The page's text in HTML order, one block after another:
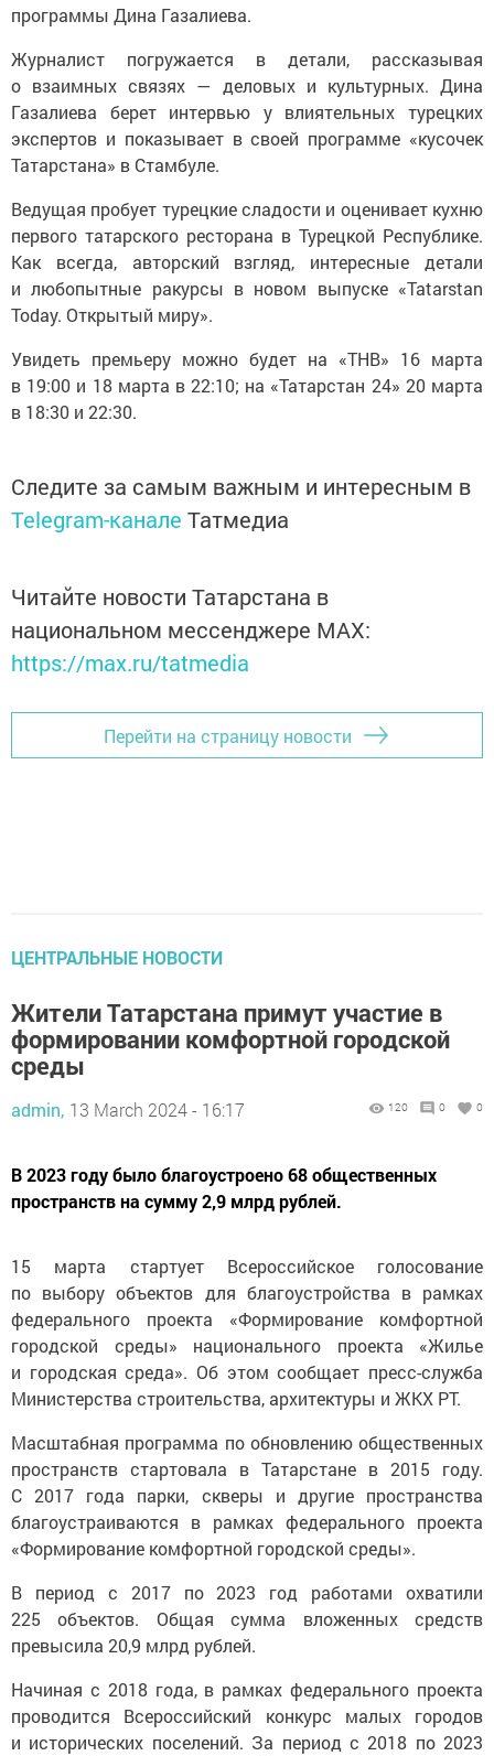
программы Дина Газалиева.
Журналист погружается в детали, рассказывая
о взаимных связях — деловых и культурных. Дина
Газалиева берет интервью у влиятельных турецких
экспертов и показывает в своей программе «кусочек
Татарстана» в Стамбуле.
Ведущая пробует турецкие сладости и оценивает кухню
первого татарского ресторана в Турецкой Республике.
Как всегда, авторский взгляд, интересные детали
и любопытные ракурсы в новом выпуске «Tatarstan
Today. Открытый миру».
Увидеть премьеру можно будет на «ТНВ» 16 марта
в 19:00 и 18 марта в 22:10; на «Татарстан 24» 20 марта
в 18:30 и 22:30.
Следите за самым важным и интересным в
Telegram-канале Татмедиа
Читайте новости Татарстана в
национальном мессенджере MАХ:
https://max.ru/tatmedia
Перейти на страницу новости
ЦЕНТРАЛЬНЫЕ НОВОСТИ
Жители Татарстана примут участие в
формировании комфортной городской
среды
admin, 13 March 2024 - 16:17 120 0 0
В 2023 году было благоустроено 68 общественных
пространств на сумму 2,9 млрд рублей.
15 марта стартует Всероссийское голосование
по выбору объектов для благоустройства в рамках
федерального проекта «Формирование комфортной
городской среды» национального проекта «Жилье
и городская среда». Об этом сообщает пресс-служба
Министерства строительства, архитектуры и ЖКХ РТ.
Масштабная программа по обновлению общественных
пространств стартовала в Татарстане в 2015 году.
С 2017 года парки, скверы и другие пространства
благоустраиваются в рамках федерального проекта
«Формирование комфортной городской среды».
В период с 2017 по 2023 год работами охватили
225 объектов. Общая сумма вложенных средств
превысила 20,9 млрд рублей.
Начиная с 2018 года, в рамках федерального проекта
проводится Всероссийский конкурс малых городов
и исторических поселений. За период с 2018 по 2023